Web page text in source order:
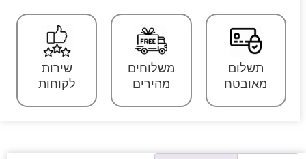
תשלום
מאובטח
משלוחים
מהירים
שירות
לקוחות